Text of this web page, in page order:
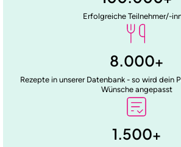
Erfolgreiche Teilnehmer/-
8.000+
Rezepte in unserer Datenbank - so wird dein
Wünsche angepasst
1.500+